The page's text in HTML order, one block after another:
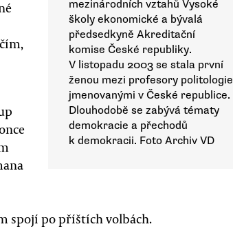
mezinárodních vztahů Vysoké
školy ekonomické a bývalá
předsedkyně Akreditační
komise České republiky.
V listopadu 2003 se stala první
ženou mezi profesory politologie
jmenovanými v České republice.
Dlouhodobě se zabývá tématy
demokracie a přechodů
k demokracii. Foto Archiv VD
spojí po příštích volbách.